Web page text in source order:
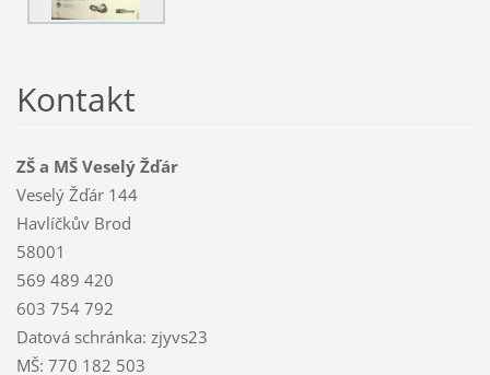
Kontakt
ZŠ a MŠ Veselý Žďár
Veselý Žďár 144
Havlíčkův Brod
58001
569 489 420
603 754 792
Datová schránka: zjyvs23
MŠ: 770 182 503